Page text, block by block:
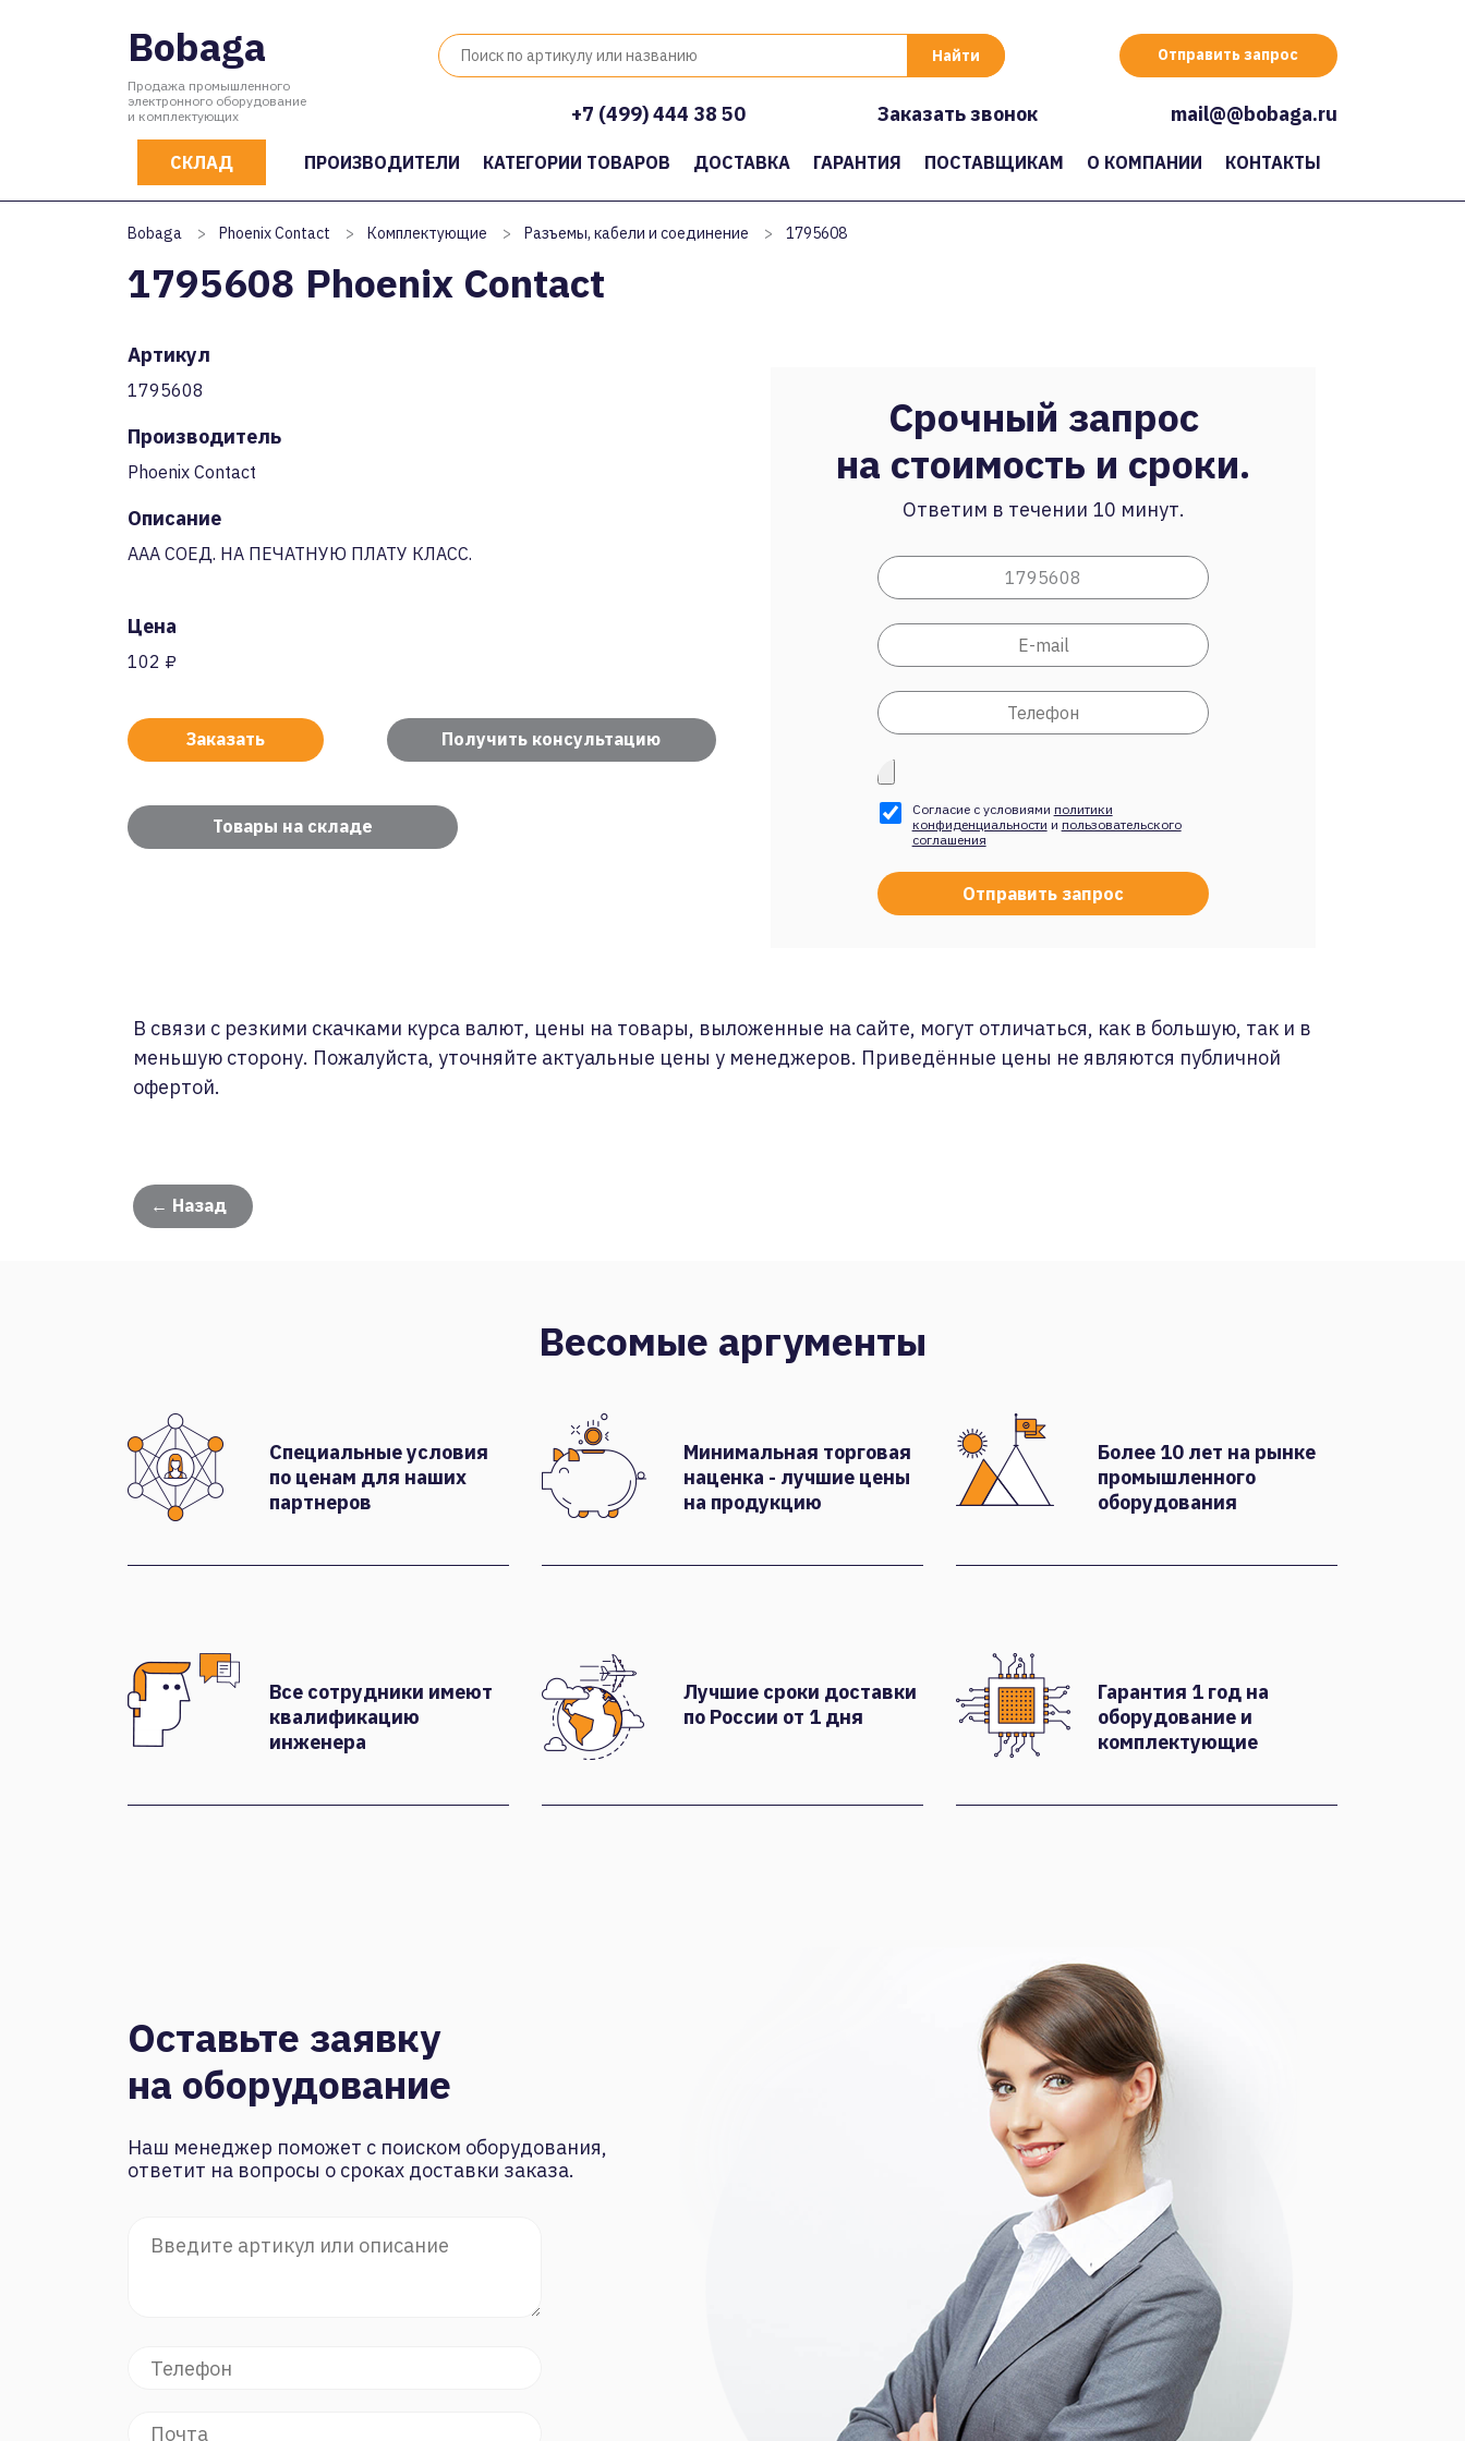
Bobaga
Продажа промышленного
электронного оборудование
и комплектующих
Отправить запрос
+7 (499) 444 38 50 Заказать звонок mail@@bobaga.ru
СКЛАД ПРОИЗВОДИТЕЛИ КАТЕГОРИИ ТОВАРОВ ДОСТАВКА ГАРАНТИЯ ПОСТАВЩИКАМ О КОМПАНИИ КОНТАКТЫ
Bobaga > Phoenix Contact > Комплектующие > Разъемы, кабели и соединение > 1795608
1795608 Phoenix Contact
Артикул
1795608
Производитель
Phoenix Contact
Описание
AAA СОЕД. НА ПЕЧАТНУЮ ПЛАТУ КЛАСС.
Цена
102 ₽
Заказать Получить консультацию
Товары на складе
Срочный запрос
на стоимость и сроки.
Ответим в течении 10 минут.
Согласие с условиями политики
конфиденциальности и пользовательского
соглашения
В связи с резкими скачками курса валют, цены на товары, выложенные на сайте, могут отличаться, как в большую, так и в
меньшую сторону. Пожалуйста, уточняйте актуальные цены у менеджеров. Приведённые цены не являются публичной
офертой.
← Назад
Весомые аргументы
Специальные условия
по ценам для наших
партнеров
Минимальная торговая
наценка - лучшие цены
на продукцию
Более 10 лет на рынке
промышленного
оборудования
Все сотрудники имеют
квалификацию
инженера
Лучшие сроки доставки
по России от 1 дня
Гарантия 1 год на
оборудование и
комплектующие
Оставьте заявку
на оборудование
Наш менеджер поможет с поиском оборудования,
ответит на вопросы о сроках доставки заказа.